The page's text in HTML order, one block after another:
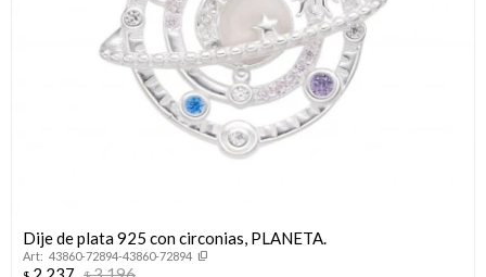
Dije de plata 925 con circonias, PLANETA.
43860-72894-43860-72894